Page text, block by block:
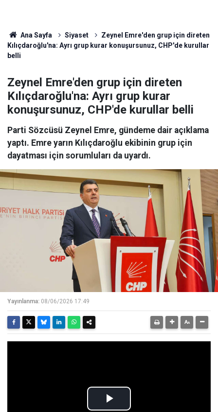
Ana Sayfa Siyaset
Zeynel Emre'den grup için direten
Kılıçdaroğlu'na: Ayrı grup kurar konuşursunuz, CHP'de kurullar
belli
Zeynel Emre'den grup için direten
Kılıçdaroğlu'na: Ayrı grup kurar
konuşursunuz, CHP'de kurullar belli
Parti Sözcüsü Zeynel Emre, gündeme dair açıklama
yaptı. Emre yarın Kılıçdaroğlu ekibinin grup için
dayatması için sorumluları da uyardı.
Yayınlanma: 08/06/2026 17:49